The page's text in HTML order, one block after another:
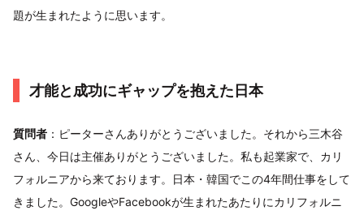
題が生まれたように思います。
才能と成功にギャップを抱えた日本
質問者 ：ピーターさんありがとうございました。それから三木谷
さん、今日は主催ありがとうございました。私も起業家で、カリ
フォルニアから来ております。日本・韓国でこの4年間仕事をして
きました。GoogleやFacebookが生まれたあたりにカリフォルニ